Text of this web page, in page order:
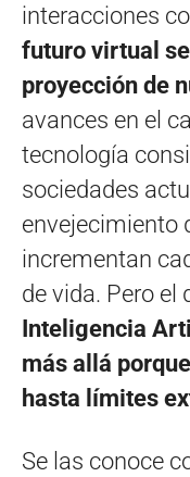
interacciones
futuro virtual
proyección de
avances en el
tecnología
sociedades
envejecimiento
incrementan
de vida. Pero el
Inteligencia
más allá
hasta límites
Se las conoce